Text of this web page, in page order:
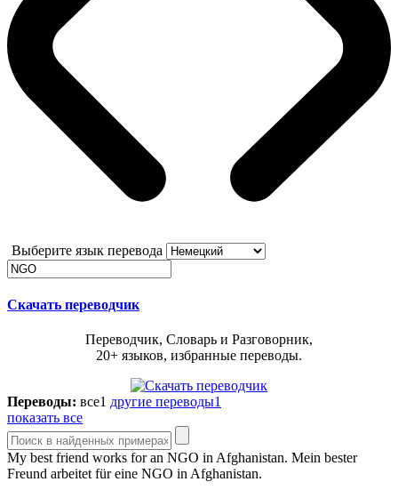
Выберите язык перевода
Скачать переводчик
Переводчик, Словарь и Разговорник,
20+ языков, избранные переводы.
Переводы: все1 другие переводы1
показать все
My best friend works for an NGO in Afghanistan. Mein bester
Freund arbeitet für eine NGO in Afghanistan.